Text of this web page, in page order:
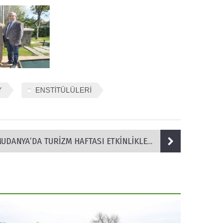
ENSTİTÜLÜLERİ
TURİZM HAFTASI ETKİNLİKLERİ BAŞLADI